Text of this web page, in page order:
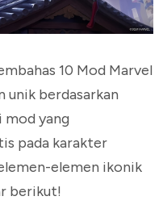
10 Mod Marvel
unik berdasarkan
mod yang
pada karakter
elemen ikonik
berikut!